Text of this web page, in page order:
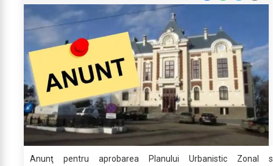
Anunţ pentru aprobarea Planului Urbanistic Zonal